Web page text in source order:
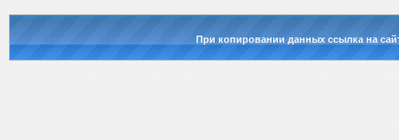
При копировании данных ссылка на